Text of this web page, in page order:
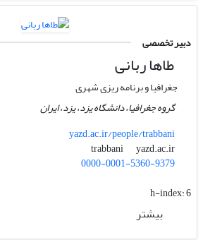
دبیر تخصصی
طاها ربانی
جغرافیا و برنامه ریزی شهری
گروه جغرافیا، دانشگاه یزد، یزد، ایران
yazd.ac.ir/people/trabbani
trabbani
yazd.ac.ir
0000-0001-5360-9379
h-index:6
بیشتر